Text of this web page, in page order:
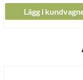
Lägg i